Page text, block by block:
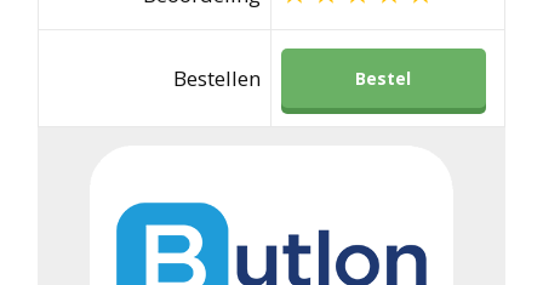
Bestellen Bestel